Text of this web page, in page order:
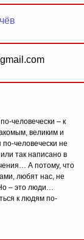
человечески – к
великим и
человечески не
так написано в
А потому, что
любят нас, не
– это люди…
к людям по-